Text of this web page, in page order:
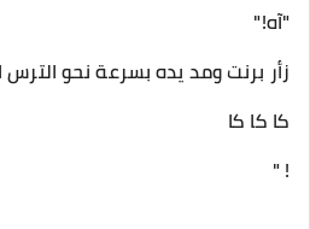
"آه!"
زأر برنت ومد يده بسرعة نحو
كا كا كا
! "